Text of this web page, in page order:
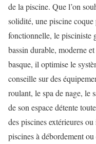
de la piscine. Que l’on
solidité, une piscine
fonctionnelle, le pisciniste
bassin durable, moderne
basque, il optimise le
conseille sur des
roulant, le spa de nage, le
de son espace détente
des piscines extérieures
piscines à débordement